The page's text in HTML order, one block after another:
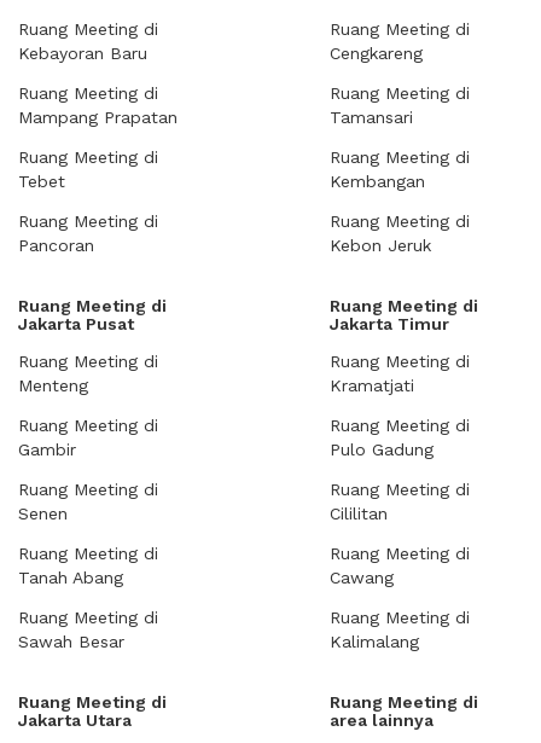
Ruang Meeting di
Kebayoran Baru
Ruang Meeting di
Mampang Prapatan
Ruang Meeting di
Tebet
Ruang Meeting di
Pancoran
Ruang Meeting di
Cengkareng
Ruang Meeting di
Tamansari
Ruang Meeting di
Kembangan
Ruang Meeting di
Kebon Jeruk
Ruang Meeting di
Jakarta Pusat
Ruang Meeting di
Menteng
Ruang Meeting di
Gambir
Ruang Meeting di
Senen
Ruang Meeting di
Tanah Abang
Ruang Meeting di
Sawah Besar
Ruang Meeting di
Jakarta Timur
Ruang Meeting di
Kramatjati
Ruang Meeting di
Pulo Gadung
Ruang Meeting di
Cililitan
Ruang Meeting di
Cawang
Ruang Meeting di
Kalimalang
Ruang Meeting di
Jakarta Utara
Ruang Meeting di
area lainnya